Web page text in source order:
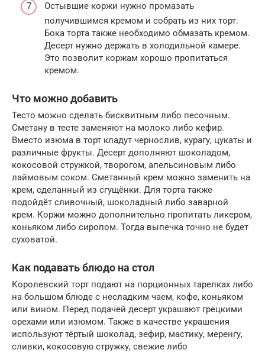
Остывшие коржи нужно промазать
получившимся кремом и собрать из них торт.
Бока торта также необходимо обмазать кремом.
Десерт нужно держать в холодильной камере.
Это позволит коржам хорошо пропитаться
кремом.
Что можно добавить
Тесто можно сделать бисквитным либо песочным.
Сметану в тесте заменяют на молоко либо кефир.
Вместо изюма в торт кладут чернослив, курагу, цукаты и
различные фрукты. Десерт дополняют шоколадом,
кокосовой стружкой, творогом, апельсиновым либо
лаймовым соком. Сметанный крем можно заменить на
крем, сделанный из сгущёнки. Для торта также
подойдёт сливочный, шоколадный либо заварной
крем. Коржи можно дополнительно пропитать ликером,
коньяком либо сиропом. Тогда выпечка точно не будет
суховатой.
Как подавать блюдо на стол
Королевский торт подают на порционных тарелках либо
на большом блюде с несладким чаем, кофе, коньяком
или вином. Перед подачей десерт украшают грецкими
орехами или изюмом. Также в качестве украшения
используют тёртый шоколад, зефир, мастику, меренгу,
сливки, кокосовую стружку, свежие либо